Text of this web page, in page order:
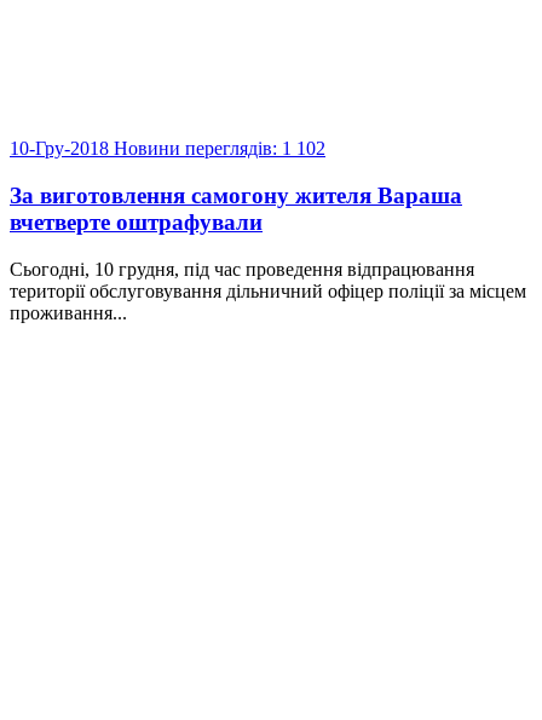
10-Гру-2018 Новини переглядів: 1 102
За виготовлення самогону жителя Вараша
вчетверте оштрафували
Сьогодні, 10 грудня, під час проведення відпрацювання
території обслуговування дільничний офіцер поліції за місцем
проживання...